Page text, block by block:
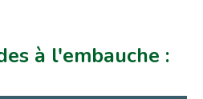
à l'embauche :